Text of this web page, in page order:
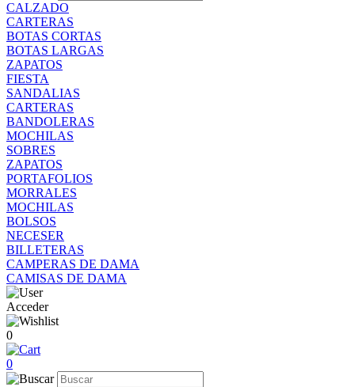
CALZADO
CARTERAS
BOTAS CORTAS
BOTAS LARGAS
ZAPATOS
FIESTA
SANDALIAS
CARTERAS
BANDOLERAS
MOCHILAS
SOBRES
ZAPATOS
PORTAFOLIOS
MORRALES
MOCHILAS
BOLSOS
NECESER
BILLETERAS
CAMPERAS DE DAMA
CAMISAS DE DAMA
Acceder
0
0